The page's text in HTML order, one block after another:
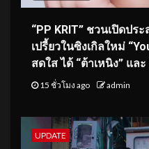
“PP KRIT” ชวนเปิดป
เปรี้ยวในซิงเกิลใหม่
สดใส ได้ “ต้าเหนิง” แล
15 ชั่วโมง ago admin
UPDATE